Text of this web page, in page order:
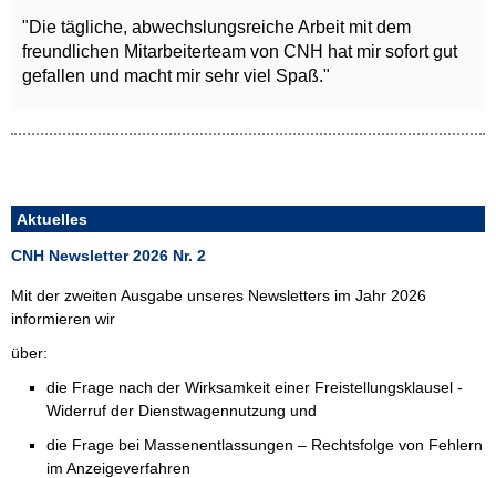
"Die tägliche, abwechslungsreiche Arbeit mit dem
freundlichen Mitarbeiterteam von CNH hat mir sofort gut
gefallen und macht mir sehr viel Spaß."
Aktuelles
CNH Newsletter 2026 Nr. 2
Mit der zweiten Ausgabe unseres Newsletters im Jahr 2026
informieren wir
über:
die Frage nach der Wirksamkeit einer Freistellungsklausel -
Widerruf der Dienstwagennutzung und
die Frage bei Massenentlassungen – Rechtsfolge von Fehlern
im Anzeigeverfahren